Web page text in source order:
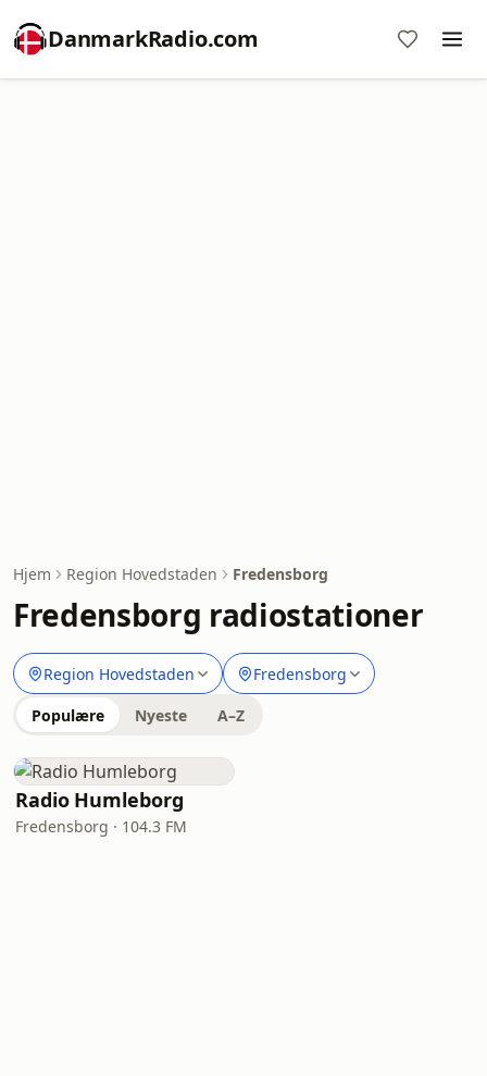
DanmarkRadio.com
Hjem Region Hovedstaden Fredensborg
Fredensborg radiostationer
Region Hovedstaden Fredensborg
Populære Nyeste A–Z
Radio Humleborg
Fredensborg · 104.3 FM